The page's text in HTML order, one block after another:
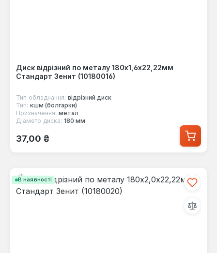
Диск відрізний по металу 180х1,6х22,22мм
Стандарт Зенит (10180016)
Тип обладнання: відрізний диск
Тип: кшм (болгарки)
Призначення: метал
Діаметр диска: 180 мм
Звичайна ціна:
37,00 ₴
В наявності